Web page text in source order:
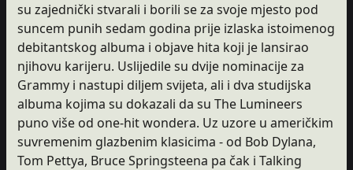
su zajednički stvarali i borili se za svoje mjesto pod
suncem punih sedam godina prije izlaska istoimenog
debitantskog albuma i objave hita koji je lansirao
njihovu karijeru. Uslijedile su dvije nominacije za
Grammy i nastupi diljem svijeta, ali i dva studijska
albuma kojima su dokazali da su The Lumineers
puno više od one-hit wondera. Uz uzore u američkim
suvremenim glazbenim klasicima - od Bob Dylana,
Tom Pettya, Bruce Springsteena pa čak i Talking